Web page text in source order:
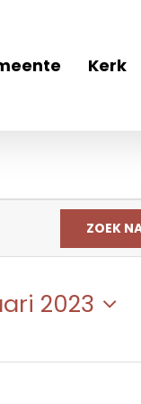
Kerk
ZOEK
2023